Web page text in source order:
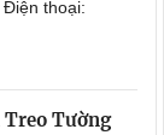
thoại:
Tường